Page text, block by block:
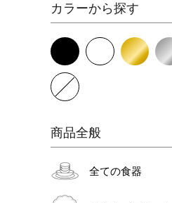
カラーから探す
商品全般
全ての食器